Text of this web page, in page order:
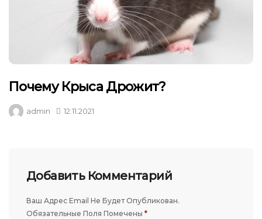
Почему Крыса Дрожит?
admin 12.11.2021
Добавить Комментарий
Ваш Адрес Email Не Будет Опубликован.
Обязательные Поля Помечены *